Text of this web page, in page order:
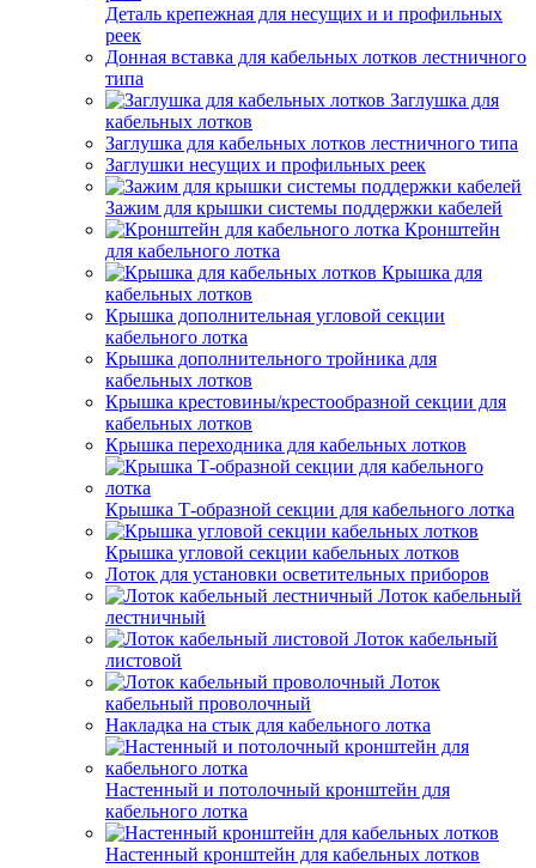
Деталь крепежная для несущих и и профильных
реек
Донная вставка для кабельных лотков лестничного
типа
Заглушка для
кабельных лотков
Заглушка для кабельных лотков лестничного типа
Заглушки несущих и профильных реек
Зажим для крышки системы поддержки кабелей
Кронштейн
для кабельного лотка
Крышка для
кабельных лотков
Крышка дополнительная угловой секции
кабельного лотка
Крышка дополнительного тройника для
кабельных лотков
Крышка крестовины/крестообразной секции для
кабельных лотков
Крышка переходника для кабельных лотков
Крышка Т-образной секции для кабельного лотка
Крышка угловой секции кабельных лотков
Лоток для установки осветительных приборов
Лоток кабельный
лестничный
Лоток кабельный
листовой
Лоток
кабельный проволочный
Накладка на стык для кабельного лотка
Настенный и потолочный кронштейн для
кабельного лотка
Настенный кронштейн для кабельных лотков